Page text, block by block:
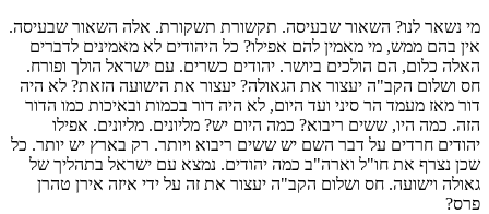
מי נשאר לנו? השאור שבעיסה. תקשורת תשקורת. אלה השאור שבעיסה.
אין בהם ממש, מי מאמין להם אפילו? כל היהודים לא מאמינים לדברים
האלה כלום, הם הולכים ביושר. יהודים כשרים. עם ישראל הולך ופורח.
חס ושלום הקב"ה יעצור את הגאולה? יעצור את הישועה הזאת? לא היה
דור מאז מעמד הר סיני ועד היום, לא היה דור בכמות ובאיכות כמו הדור
הזה. כמה היו, ששים ריבוא? כמה היום יש? מליונים. מליונים. אפילו
יהודים חרדים על דבר השם יש ששים ריבוא ויותר. רק בארץ יש יותר. כל
שכן נצרף את חו"ל וארה"ב כמה יהודים. נמצא עם ישראל בתהליך של
גאולה וישועה. חס ושלום הקב"ה יעצור את זה על ידי איזה אירן טהרן
פרס?